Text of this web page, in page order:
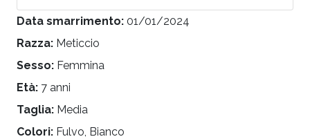
Data smarrimento: 01/01/2024
Razza: Meticcio
Sesso: Femmina
Età: 7 anni
Taglia: Media
Colori: Fulvo, Bianco